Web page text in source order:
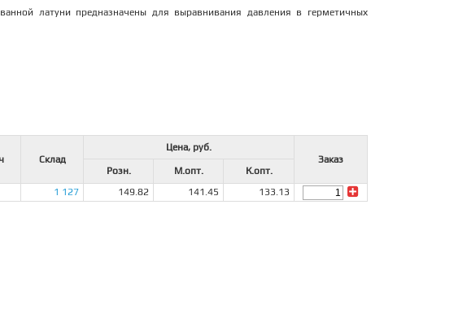
латуни предназначены для выравнивания давления в герметичных
Склад
Цена, руб.
Заказ
Розн.
М.опт.
К.опт.
1 127 149.82 141.45 133.13